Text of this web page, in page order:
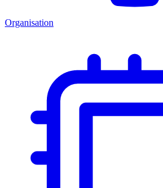
Organisation